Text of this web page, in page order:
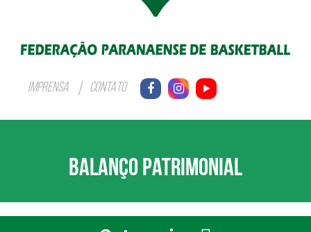
IMPRENSA CONTATO
BALANÇO PATRIMONIAL